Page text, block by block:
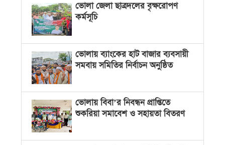
ভোলা জেলা ছাত্রদলের বৃক্ষরোপণ
কর্মসূচি
ভোলায় ব্যাংকের হাট বাজার ব্যবসায়ী
সমবায় সমিতির নির্বাচন অনুষ্ঠিত
ভোলায় বিবা’র নিবন্ধন প্রাপ্তিতে
শুকরিয়া সমাবেশ ও সহায়তা বিতরণ